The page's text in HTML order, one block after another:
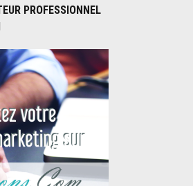
PROFESSIONNEL